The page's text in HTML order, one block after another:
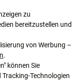
zu
bereitzustellen und
von Werbung –
.
können Sie
Technologien